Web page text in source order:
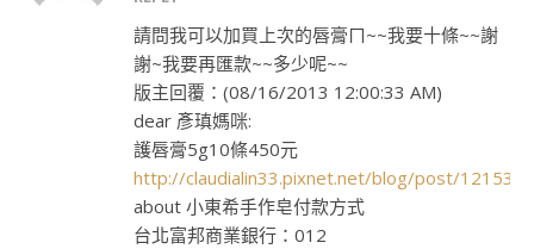
請問我可以加買上次的唇膏ㄇ~~我要十條~~謝
謝~我要再匯款~~多少呢~~
版主回覆：(08/16/2013 12:00:33 AM)
dear 彥瑱媽咪:
護唇膏5g10條450元
http://claudialin33.pixnet.net/blog/post/
about 小東希手作皂付款方式
台北富邦商業銀行：012